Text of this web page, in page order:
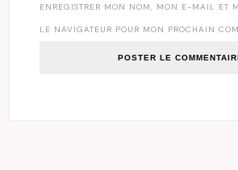
ENREGISTRER MON NOM, MON E-MAIL ET
LE NAVIGATEUR POUR MON PROCHAIN